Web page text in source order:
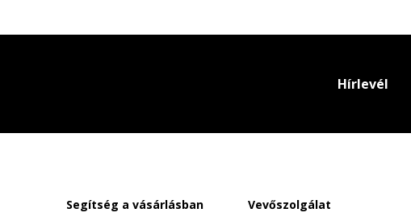
Hírlevél
Segítség a vásárlásban Vevőszolgálat